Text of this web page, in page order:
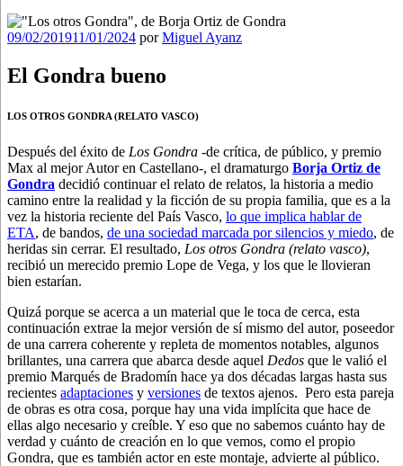
Publicado
09/02/201911/01/2024 porMiguel Ayanz
El Gondra bueno
LOS OTROS GONDRA (RELATO VASCO)
Después del éxito de Los Gondra -de crítica, de público, y premio
Max al mejor Autor en Castellano-, el dramaturgo Borja Ortiz de
Gondra decidió continuar el relato de relatos, la historia a medio
camino entre la realidad y la ficción de su propia familia, que es a la
vez la historia reciente del País Vasco, lo que implica hablar de
ETA, de bandos, de una sociedad marcada por silencios y miedo, de
heridas sin cerrar. El resultado, Los otros Gondra (relato vasco),
recibió un merecido premio Lope de Vega, y los que le llovieran
bien estarían.
Quizá porque se acerca a un material que le toca de cerca, esta
continuación extrae la mejor versión de sí mismo del autor, poseedor
de una carrera coherente y repleta de momentos notables, algunos
brillantes, una carrera que abarca desde aquel Dedos que le valió el
premio Marqués de Bradomín hace ya dos décadas largas hasta sus
recientes adaptaciones y versiones de textos ajenos. Pero esta pareja
de obras es otra cosa, porque hay una vida implícita que hace de
ellas algo necesario y creíble. Y eso que no sabemos cuánto hay de
verdad y cuánto de creación en lo que vemos, como el propio
Gondra, que es también actor en este montaje, advierte al público.